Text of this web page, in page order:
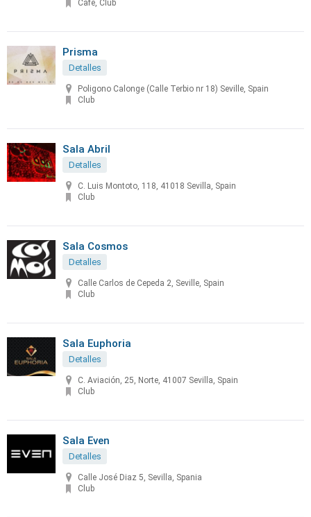
Café, Club
Prisma
Detalles
Poligono Calonge (Calle Terbio nr 18) Seville, Spain
Club
Sala Abril
Detalles
C. Luis Montoto, 118, 41018 Sevilla, Spain
Club
Sala Cosmos
Detalles
Calle Carlos de Cepeda 2, Seville, Spain
Club
Sala Euphoria
Detalles
C. Aviación, 25, Norte, 41007 Sevilla, Spain
Club
Sala Even
Detalles
Calle José Diaz 5, Sevilla, Spania
Club